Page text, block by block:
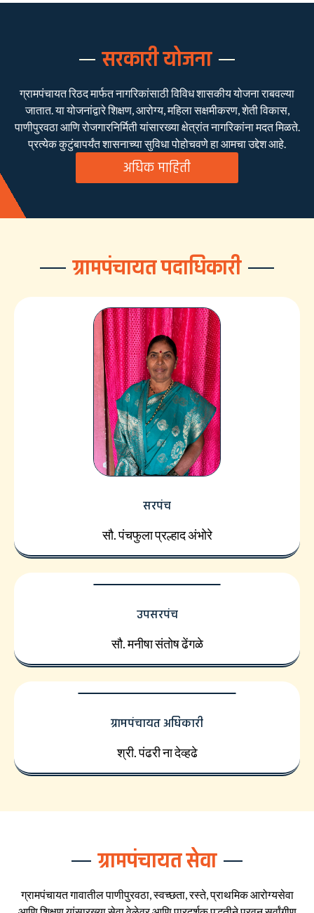
सरकारी योजना
ग्रामपंचायत रिठद मार्फत नागरिकांसाठी विविध शासकीय योजना राबवल्या
जातात. या योजनांद्वारे शिक्षण, आरोग्य, महिला सक्षमीकरण, शेती विकास,
पाणीपुरवठा आणि रोजगारनिर्मिती यांसारख्या क्षेत्रांत नागरिकांना मदत मिळते.
प्रत्येक कुटुंबापर्यंत शासनाच्या सुविधा पोहोचवणे हा आमचा उद्देश आहे.
अधिक माहिती
ग्रामपंचायत पदाधिकारी
सरपंच
सौ. पंचफुला प्रल्हाद अंभोरे
उपसरपंच
सौ. मनीषा संतोष ढेंगळे
ग्रामपंचायत अधिकारी
श्री. पंढरी ना देव्हढे
ग्रामपंचायत सेवा
ग्रामपंचायत गावातील पाणीपुरवठा, स्वच्छता, रस्ते, प्राथमिक आरोग्यसेवा